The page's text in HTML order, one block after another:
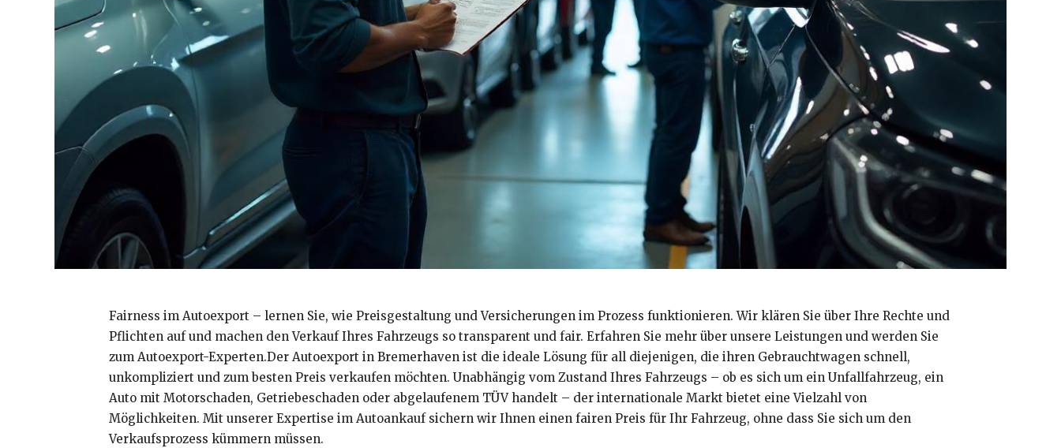
Fairness im Autoexport – lernen Sie, wie Preisgestaltung und Versicherungen im Prozess funktionieren. Wir klären Sie über Ihre Rechte und
Pflichten auf und machen den Verkauf Ihres Fahrzeugs so transparent und fair. Erfahren Sie mehr über unsere Leistungen und werden Sie
zum Autoexport-Experten.Der Autoexport in Bremerhaven ist die ideale Lösung für all diejenigen, die ihren Gebrauchtwagen schnell,
unkompliziert und zum besten Preis verkaufen möchten. Unabhängig vom Zustand Ihres Fahrzeugs – ob es sich um ein Unfallfahrzeug, ein
Auto mit Motorschaden, Getriebeschaden oder abgelaufenem TÜV handelt – der internationale Markt bietet eine Vielzahl von
Möglichkeiten. Mit unserer Expertise im Autoankauf sichern wir Ihnen einen fairen Preis für Ihr Fahrzeug, ohne dass Sie sich um den
Verkaufsprozess kümmern müssen.